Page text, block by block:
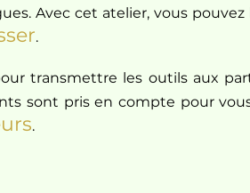
Avec cet atelier, vous
.
transmettre les outils aux
sont pris en compte pour
.